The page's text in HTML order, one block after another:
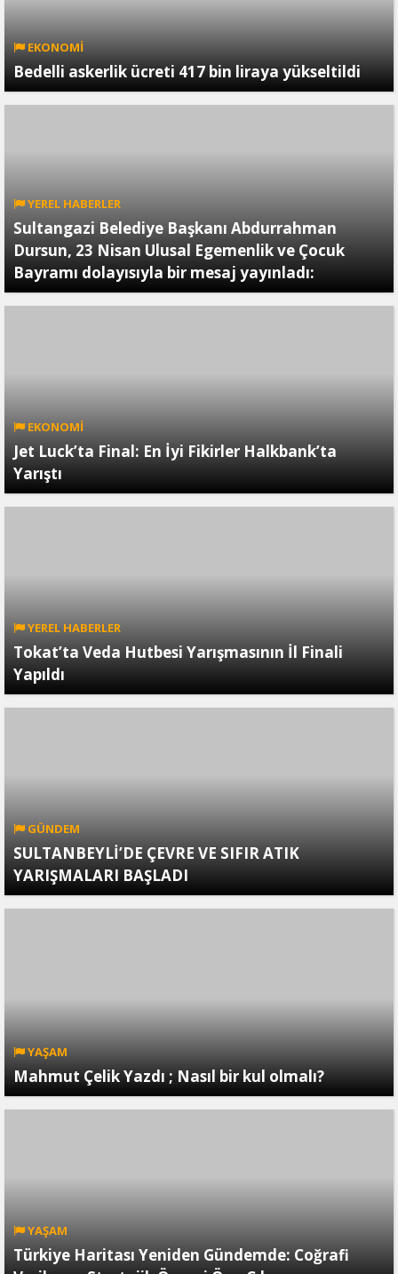
EKONOMİ
Bedelli askerlik ücreti 417 bin liraya yükseltildi
YEREL HABERLER
Sultangazi Belediye Başkanı Abdurrahman
Dursun, 23 Nisan Ulusal Egemenlik ve Çocuk
Bayramı dolayısıyla bir mesaj yayınladı:
EKONOMİ
Jet Luck’ta Final: En İyi Fikirler Halkbank’ta
Yarıştı
YEREL HABERLER
Tokat’ta Veda Hutbesi Yarışmasının İl Finali
Yapıldı
GÜNDEM
SULTANBEYLİ’DE ÇEVRE VE SIFIR ATIK
YARIŞMALARI BAŞLADI
YAŞAM
Mahmut Çelik Yazdı ; Nasıl bir kul olmalı?
YAŞAM
Türkiye Haritası Yeniden Gündemde: Coğrafi